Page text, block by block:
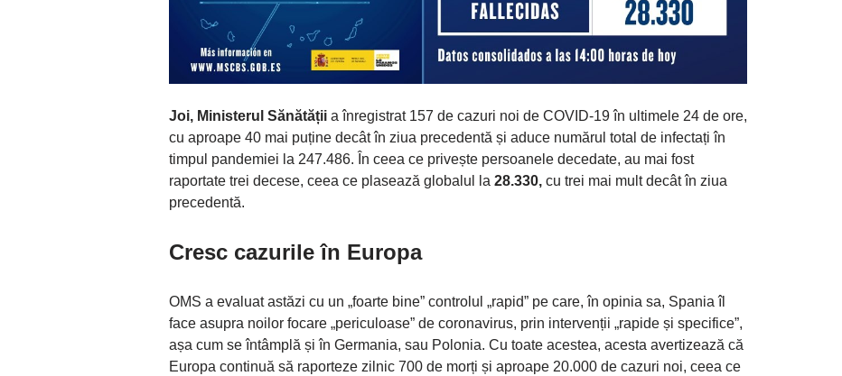
Joi, Ministerul Sănătății a înregistrat 157 de cazuri noi de COVID-19 în ultimele 24 de ore,
cu aproape 40 mai puține decât în ​​ziua precedentă și aduce numărul total de infectați în
timpul pandemiei la 247.486. În ceea ce privește persoanele decedate, au mai fost
raportate trei decese, ceea ce plasează globalul la 28.330, cu trei mai mult decât în ​​ziua
precedentă.
Cresc cazurile în Europa
OMS a evaluat astăzi cu un „foarte bine” controlul „rapid” pe care, în opinia sa, Spania îl
face asupra noilor focare „periculoase” de coronavirus, prin intervenții „rapide și specifice”,
așa cum se întâmplă și în Germania, sau Polonia. Cu toate acestea, acesta avertizează că
Europa continuă să raporteze zilnic 700 de morți și aproape 20.000 de cazuri noi, ceea ce